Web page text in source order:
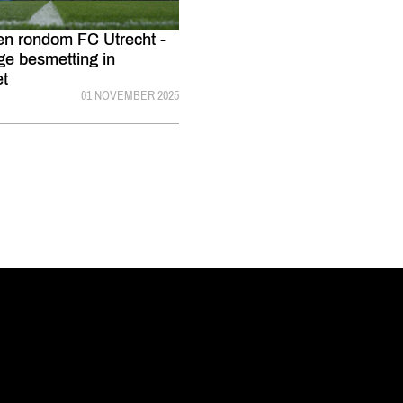
rondom FC Utrecht -
besmetting in
GEPUBLICEERD:
01 NOVEMBER 2025